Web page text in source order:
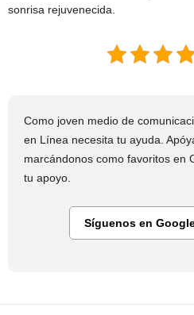
sonrisa rejuvenecida.
Como joven medio de
en Línea necesita tu ayuda.
marcándonos como favoritos en
tu apoyo.
Síguenos en